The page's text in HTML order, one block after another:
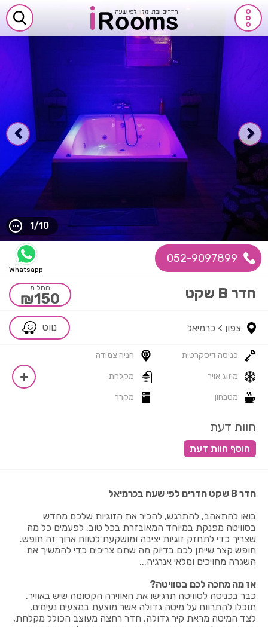
052-9097899
Whatsapp
החל מ
₪150
נווט
1/10
חדר B שקט
צפון > כרמיאל
כניסה דיסקרטית חניה צמודה
מיזוג אויר מקלחת
מטבחון מקרר
חוות דעת
חדר B שקט חדרים לפי שעה בכרמיאל
בואו להתאהב, להתרגש, להכיר את הזוגיות שלכם מחדש
בסוויטה מפנקת במיוחד המאובזרת בכל טוב. לפעמים כל מה
שצריך כדי לתחזק זוגיות יציבה ומושקעת לטווח ארוך זה חופש.
חופש קצר שייתן לכם בדיוק מה שתם צריכים כדי להמשיך את
השגרה מחויכים ומלאי אנרגיה...
אז מה מחכה לכם בסוויטה?
כבר בכניסה לסוויטה תרגישו את האווירה הקסומה שיש באוויר.
תוכלו להתרווח על מיטה גדולה אשר מוצעת במצעים נעימים,
לצד המיטה מראת קיר גדולה, חדר רחצה מעוצב הכולל מקלחת,